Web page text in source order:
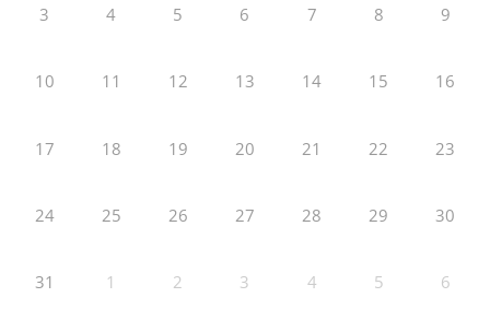
3 4 5 6 7 8 9
10 11 12 13 14 15 16
17 18 19 20 21 22 23
24 25 26 27 28 29 30
31 1 2 3 4 5 6